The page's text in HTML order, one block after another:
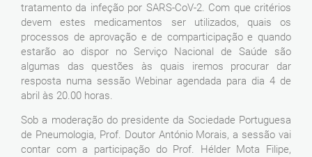
tratamento da infeção por SARS-CoV-2. Com que critérios
devem estes medicamentos ser utilizados, quais os
processos de aprovação e de comparticipação e quando
estarão ao dispor no Serviço Nacional de Saúde são
algumas das questões às quais iremos procurar dar
resposta numa sessão Webinar agendada para dia 4 de
abril às 20.00 horas.
Sob a moderação do presidente da Sociedade Portuguesa
de Pneumologia, Prof. Doutor António Morais, a sessão vai
contar com a participação do Prof. Hélder Mota Filipe,